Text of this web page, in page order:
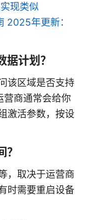
现类似
2025年更新：
计划？
该区域是否支持
营商通常会给你
激活参数，按设
，取决于运营商
时需要重启设备